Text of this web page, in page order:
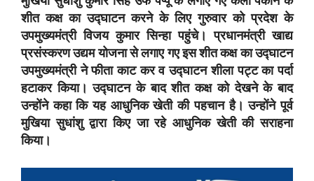
शीत कक्ष का उद्घाटन करने के लिए गुरुवार को प्रदेश के
उपमुख्यमंत्री विजय कुमार सिन्हा पहुंचे। प्रधानमंत्री खाद्य
प्रसंस्करण उद्यम योजना से लगाए गए इस शीत कक्ष का उद्घाटन
उपमुख्यमंत्री ने फीता काट कर व उद्घाटन शीला पट्ट का पर्दा
हटाकर किया। उद्घाटन के बाद शीत कक्ष को देखने के बाद
उन्होंने कहा कि यह आधुनिक खेती की पहचान है। उन्होंने पूर्व
मुखिया सुधांशु द्वारा किए जा रहे आधुनिक खेती की सराहना
किया।